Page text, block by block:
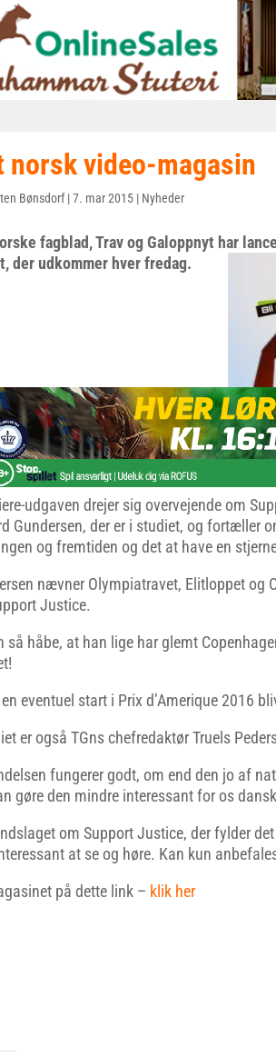
norsk video-magasin
Bønsdorf|7. mar 2015 | Nyheder
fagblad, Trav og Galoppnyt har
der udkommer hver fredag.
udgaven drejer sig overvejende om
Gundersen, der er i studiet, og fortæller
og fremtiden og det at have en
nævner Olympiatravet, Elitloppet og
Justice.
så håbe, at han lige har glemt
eventuel start i Prix d’Amerique 2016
er også TGns chefredaktør Truels
fungerer godt, om end den jo af
gøre den mindre interessant for os
om Support Justice, der fylder
at se og høre. Kan kun
på dette link – klik her